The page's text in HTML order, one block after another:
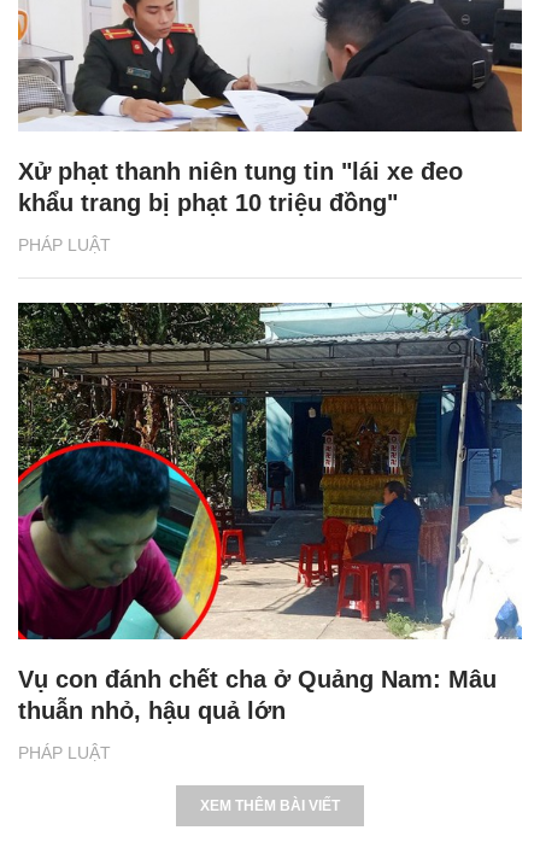
PHÁP LUẬT
Xử phạt thanh niên tung tin "lái xe đeo
khẩu trang bị phạt 10 triệu đồng"
PHÁP LUẬT
Vụ con đánh chết cha ở Quảng Nam: Mâu
thuẫn nhỏ, hậu quả lớn
XEM THÊM BÀI VIẾT